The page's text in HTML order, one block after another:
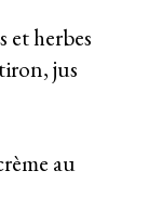
et herbes
jus
au